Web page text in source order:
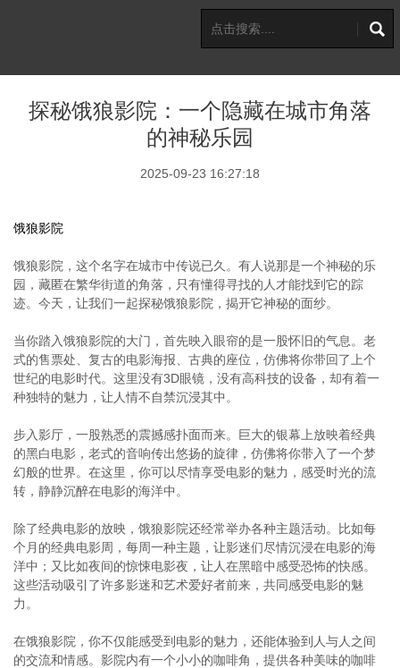
探秘饿狼影院：一个隐藏在城市角落
的神秘乐园
2025-09-23 16:27:18
饿狼影院
饿狼影院，这个名字在城市中传说已久。有人说那是一个神秘的乐
园，藏匿在繁华街道的角落，只有懂得寻找的人才能找到它的踪
迹。今天，让我们一起探秘饿狼影院，揭开它神秘的面纱。
当你踏入饿狼影院的大门，首先映入眼帘的是一股怀旧的气息。老
式的售票处、复古的电影海报、古典的座位，仿佛将你带回了上个
世纪的电影时代。这里没有3D眼镜，没有高科技的设备，却有着一
种独特的魅力，让人情不自禁沉浸其中。
步入影厅，一股熟悉的震撼感扑面而来。巨大的银幕上放映着经典
的黑白电影，老式的音响传出悠扬的旋律，仿佛将你带入了一个梦
幻般的世界。在这里，你可以尽情享受电影的魅力，感受时光的流
转，静静沉醉在电影的海洋中。
除了经典电影的放映，饿狼影院还经常举办各种主题活动。比如每
个月的经典电影周，每周一种主题，让影迷们尽情沉浸在电影的海
洋中；又比如夜间的惊悚电影夜，让人在黑暗中感受恐怖的快感。
这些活动吸引了许多影迷和艺术爱好者前来，共同感受电影的魅
力。
在饿狼影院，你不仅能感受到电影的魅力，还能体验到人与人之间
的交流和情感。影院内有一个小小的咖啡角，提供各种美味的咖啡